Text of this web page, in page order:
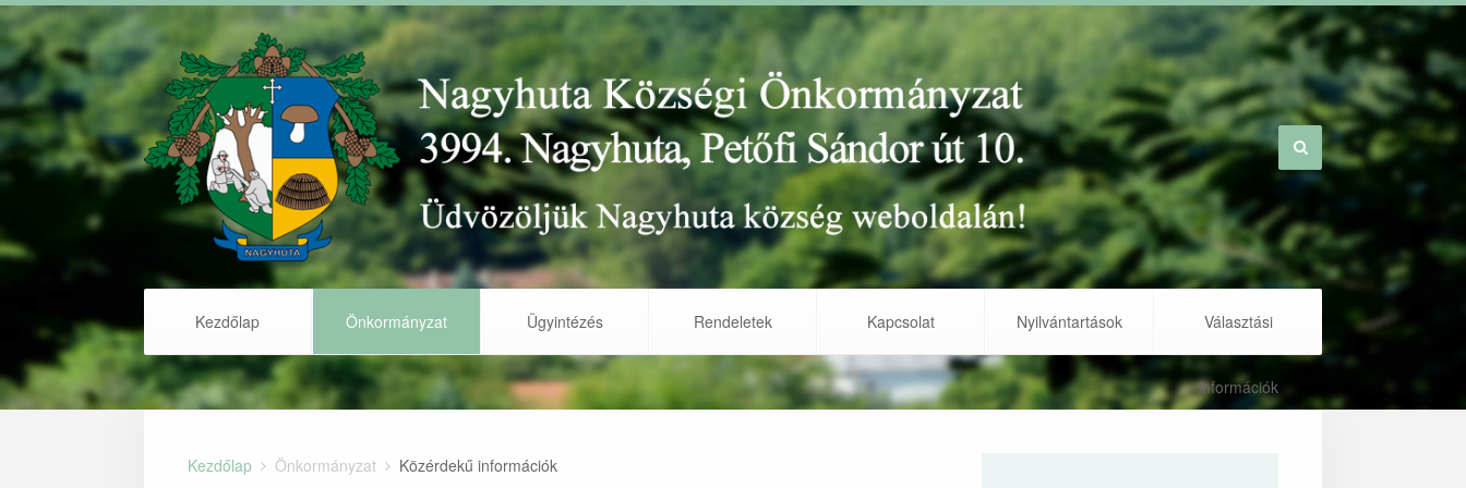
Kezdőlap Önkormányzat Ügyintézés Rendeletek Kapcsolat Nyilvántartások Választási
információk
Kezdőlap Önkormányzat Közérdekű információk